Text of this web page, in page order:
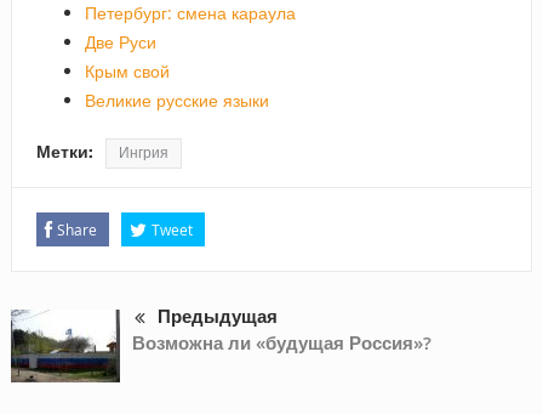
Петербург: смена караула
Две Руси
Крым свой
Великие русские языки
Метки: Ингрия
Share Tweet
Предыдущая
Возможна ли «будущая Россия»?